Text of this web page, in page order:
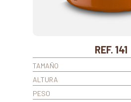
REF. 141
TAMAÑO
ALTURA
PESO